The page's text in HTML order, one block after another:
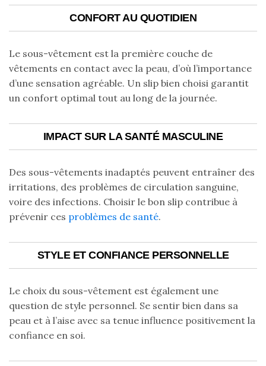
CONFORT AU QUOTIDIEN
Le sous-vêtement est la première couche de
vêtements en contact avec la peau, d’où l’importance
d’une sensation agréable. Un slip bien choisi garantit
un confort optimal tout au long de la journée.
IMPACT SUR LA SANTÉ MASCULINE
Des sous-vêtements inadaptés peuvent entraîner des
irritations, des problèmes de circulation sanguine,
voire des infections. Choisir le bon slip contribue à
prévenir ces problèmes de santé.
STYLE ET CONFIANCE PERSONNELLE
Le choix du sous-vêtement est également une
question de style personnel. Se sentir bien dans sa
peau et à l’aise avec sa tenue influence positivement la
confiance en soi.